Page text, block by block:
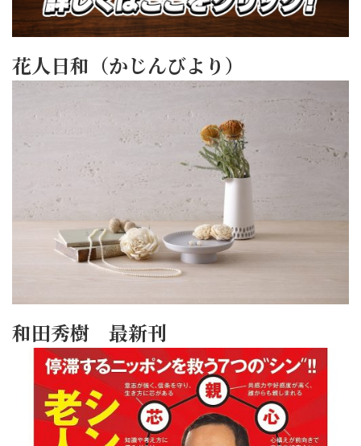
花人日和（かじんびより）
和田秀樹 最新刊